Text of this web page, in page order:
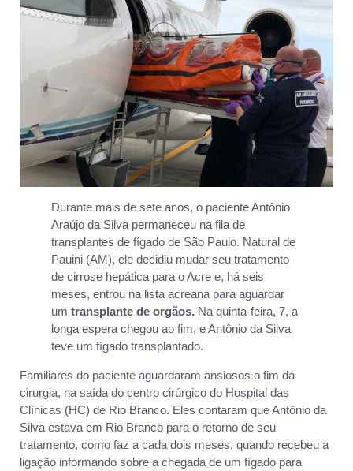
Durante mais de sete anos, o paciente Antônio
Araújo da Silva permaneceu na fila de
transplantes de fígado de São Paulo. Natural de
Pauini (AM), ele decidiu mudar seu tratamento
de cirrose hepática para o Acre e, há seis
meses, entrou na lista acreana para aguardar
um transplante de orgãos. Na quinta-feira, 7, a
longa espera chegou ao fim, e Antônio da Silva
teve um fígado transplantado.
Familiares do paciente aguardaram ansiosos o fim da
cirurgia, na saída do centro cirúrgico do Hospital das
Clínicas (HC) de Rio Branco. Eles contaram que Antônio da
Silva estava em Rio Branco para o retorno de seu
tratamento, como faz a cada dois meses, quando recebeu a
ligação informando sobre a chegada de um fígado para